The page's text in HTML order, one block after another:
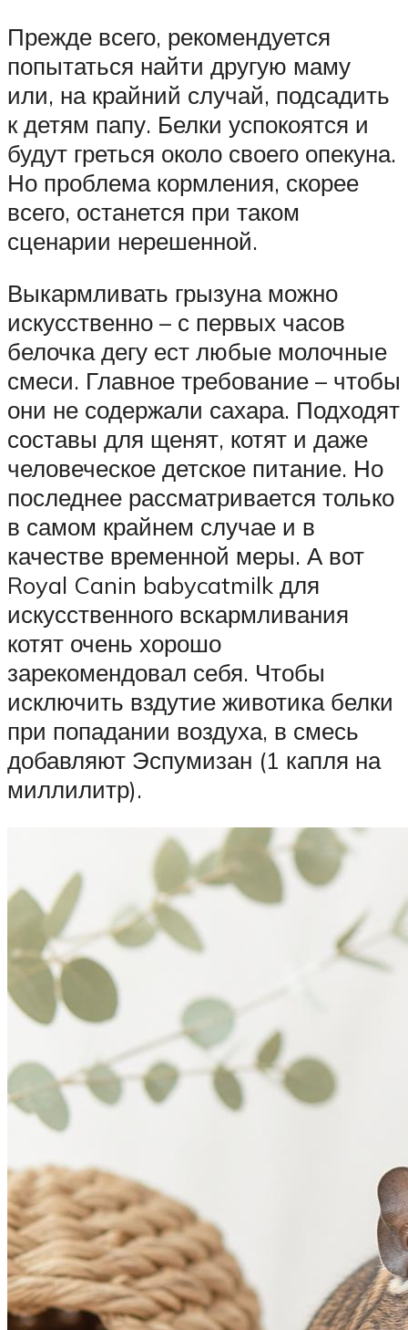
Прежде всего, рекомендуется
попытаться найти другую маму
или, на крайний случай, подсадить
к детям папу. Белки успокоятся и
будут греться около своего опекуна.
Но проблема кормления, скорее
всего, останется при таком
сценарии нерешенной.
Выкармливать грызуна можно
искусственно – с первых часов
белочка дегу ест любые молочные
смеси. Главное требование – чтобы
они не содержали сахара. Подходят
составы для щенят, котят и даже
человеческое детское питание. Но
последнее рассматривается только
в самом крайнем случае и в
качестве временной меры. А вот
Royal Canin babycatmilk для
искусственного вскармливания
котят очень хорошо
зарекомендовал себя. Чтобы
исключить вздутие животика белки
при попадании воздуха, в смесь
добавляют Эспумизан (1 капля на
миллилитр).